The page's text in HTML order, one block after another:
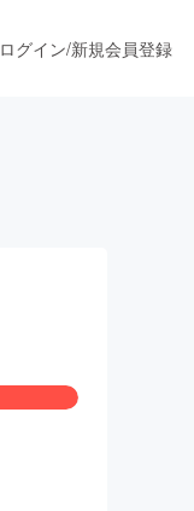
ログイン/新規会員登録